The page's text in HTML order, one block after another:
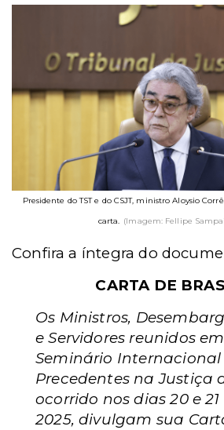
Presidente do TST e do CSJT, ministro Aloysio
carta. (Imagem: Fellipe
Confira a íntegra do
CARTA DE
Os Ministros,
e Servidores reunidos
Seminário Internacional
Precedentes na Justiça
ocorrido nos dias 20 e
2025, divulgam sua